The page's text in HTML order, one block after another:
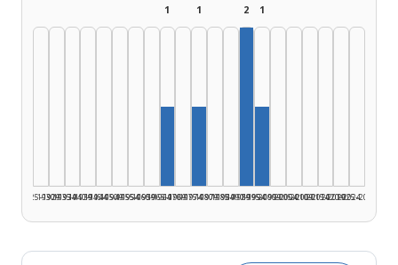
1925–1929
1930–1934
1935–1939
1940–1944
1945–1949
1950–1954
1955–1959
1960–1964
1
1965–1969
1970–1974
1
1975–1979
1980–1984
1985–1989
2
1990–1994
1
1995–1999
2000–2004
2005–2009
2010–2014
2015–2019
2020–2024
2025–2026